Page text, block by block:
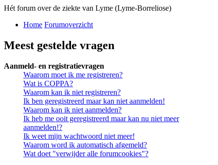
Hét forum over de ziekte van Lyme (Lyme-Borreliose)
Home Forumoverzicht
Meest gestelde vragen
Aanmeld- en registratievragen
Waarom moet ik me registreren?
Wat is COPPA?
Waarom kan ik niet registreren?
Ik ben geregistreerd maar kan niet aanmelden!
Waarom kan ik niet aanmelden?
Ik heb me ooit geregistreerd maar kan nu niet meer
aanmelden!?
Ik weet mijn wachtwoord niet meer!
Waarom word ik automatisch afgemeld?
Wat doet "verwijder alle forumcookies"?